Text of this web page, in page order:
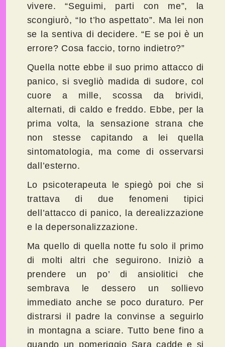
vivere. “Seguimi, parti con me”, la
scongiurò, “Io t’ho aspettato”. Ma lei non
se la sentiva di decidere. “E se poi è un
errore? Cosa faccio, torno indietro?”
Quella notte ebbe il suo primo attacco di
panico, si svegliò madida di sudore, col
cuore a mille, scossa da brividi,
alternati, di caldo e freddo. Ebbe, per la
prima volta, la sensazione strana che
non stesse capitando a lei quella
sintomatologia, ma come di osservarsi
dall’esterno.
Lo psicoterapeuta le spiegò poi che si
trattava di due fenomeni tipici
dell’attacco di panico, la derealizzazione
e la depersonalizzazione.
Ma quello di quella notte fu solo il primo
di molti altri che seguirono. Iniziò a
prendere un po’ di ansiolitici che
sembrava le dessero un sollievo
immediato anche se poco duraturo. Per
distrarsi il padre la convinse a seguirlo
in montagna a sciare. Tutto bene fino a
quando un pomeriggio Sara cadde e si